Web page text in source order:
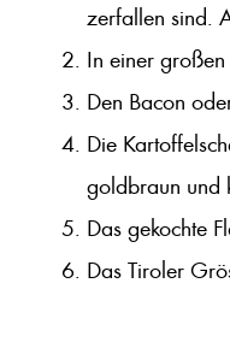
zerfallen sind.
In einer
Den Bacon
Die
goldbraun und
Das gekochte
Das Tiroler